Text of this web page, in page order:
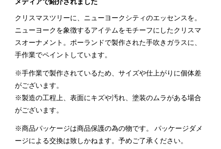
メディアで紹介されました
クリスマスツリーに、ニューヨークシティのエッセンスを。
ニューヨークを象徴するアイテムをモチーフにしたクリスマ
スオーナメント。ポーランドで製作された手吹きガラスに、
手作業でペイントしています。
※手作業で製作されているため、サイズや仕上がりに個体差
がございます。
※製造の工程上、表面にキズや汚れ、塗装のムラがある場合
がございます。
※商品パッケージは商品保護の為の物です。 パッケージダメ
ージによる交換は致しかねます。予めご了承ください。